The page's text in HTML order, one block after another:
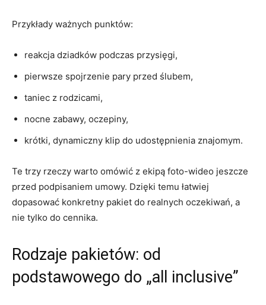
Przykłady ważnych punktów:
reakcja dziadków podczas przysięgi,
pierwsze spojrzenie pary przed ślubem,
taniec z rodzicami,
nocne zabawy, oczepiny,
krótki, dynamiczny klip do udostępnienia znajomym.
Te trzy rzeczy warto omówić z ekipą foto-wideo jeszcze
przed podpisaniem umowy. Dzięki temu łatwiej
dopasować konkretny pakiet do realnych oczekiwań, a
nie tylko do cennika.
Rodzaje pakietów: od
podstawowego do „all inclusive”